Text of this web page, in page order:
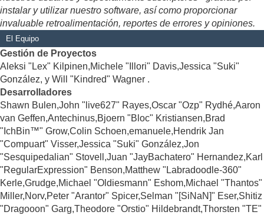
instalar y utilizar nuestro software, así como proporcionar
invaluable retroalimentación, reportes de errores y opiniones.
El Equipo
Gestión de Proyectos
Aleksi "Lex" Kilpinen,Michele "Illori" Davis,Jessica "Suki"
González, y Will "Kindred" Wagner .
Desarrolladores
Shawn Bulen,John "live627" Rayes,Oscar "Ozp" Rydhé,Aaron
van Geffen,Antechinus,Bjoern "Bloc" Kristiansen,Brad
"IchBin™" Grow,Colin Schoen,emanuele,Hendrik Jan
"Compuart" Visser,Jessica "Suki" González,Jon
"Sesquipedalian" Stovell,Juan "JayBachatero" Hernandez,Karl
"RegularExpression" Benson,Matthew "Labradoodle-360"
Kerle,Grudge,Michael "Oldiesmann" Eshom,Michael "Thantos"
Miller,Norv,Peter "Arantor" Spicer,Selman "[SiNaN]" Eser,Shitiz
"Dragooon" Garg,Theodore "Orstio" Hildebrandt,Thorsten "TE"